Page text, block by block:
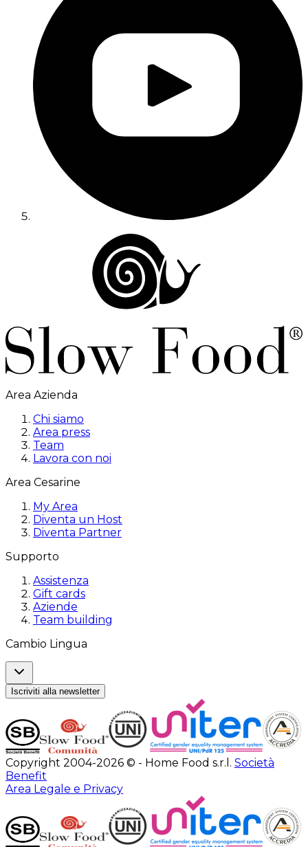
Area Azienda
Chi siamo
Area press
Team
Lavora con noi
Area Cesarine
My Area
Diventa un Host
Diventa Partner
Supporto
Assistenza
Gift cards
Aziende
Team building
Cambio Lingua
Iscriviti alla newsletter
Copyright 2004-2026 © - Home Food s.r.l. Società
Benefit
Area Legale e Privacy